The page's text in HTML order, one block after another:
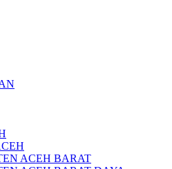
ACEH BARAT